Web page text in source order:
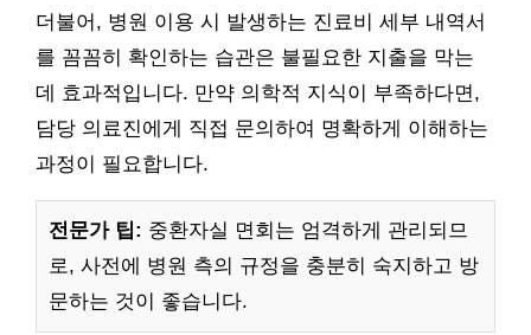
더불어, 병원 이용 시 발생하는 진료비 세부 내역서
를 꼼꼼히 확인하는 습관은 불필요한 지출을 막는
데 효과적입니다. 만약 의학적 지식이 부족하다면,
담당 의료진에게 직접 문의하여 명확하게 이해하는
과정이 필요합니다.
전문가 팁: 중환자실 면회는 엄격하게 관리되므
로, 사전에 병원 측의 규정을 충분히 숙지하고 방
문하는 것이 좋습니다.